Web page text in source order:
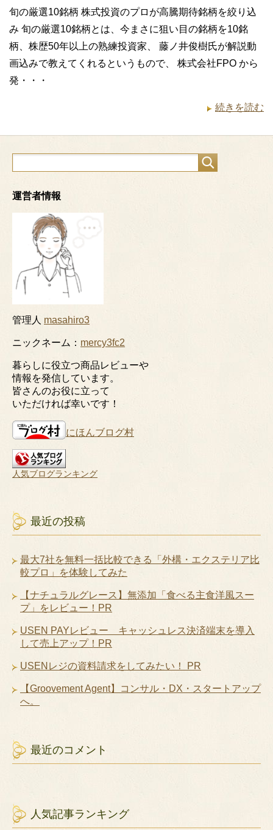
旬の厳選10銘柄 株式投資のプロが高騰期待銘柄を絞り込
み 旬の厳選10銘柄とは、今まさに狙い目の銘柄を10銘
柄、株歴50年以上の熟練投資家、 藤ノ井俊樹氏が解説動
画込みで教えてくれるというもので、 株式会社FPO から
発・・・
続きを読む
運営者情報
管理人 masahiro3
ニックネーム： mercy3fc2
暮らしに役立つ商品レビューや
情報を発信しています。
皆さんのお役に立って
いただければ幸いです！
にほんブログ村
人気ブログランキング
最近の投稿
最大7社を無料一括比較できる「外構・エクステリア比
較プロ」を体験してみた
【ナチュラルグレース】無添加「食べる主食洋風スー
プ」をレビュー！PR
USEN PAYレビュー キャッシュレス決済端末を導入
して売上アップ！PR
USENレジの資料請求をしてみたい！ PR
【Groovement Agent】コンサル・DX・スタートアップ
へ。
最近のコメント
人気記事ランキング